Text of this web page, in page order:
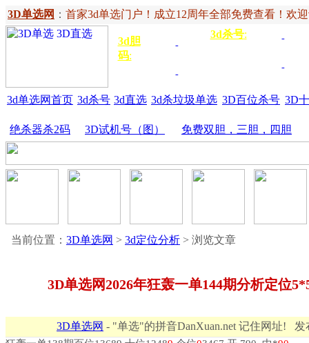
3D单选网 ： 首家3d单选门户！成立12周年全部免费查看！欢
3d胆
码:
3d杀号:
3d单选网首页 3d杀号 3d直选 3d杀垃圾单选 3D百位杀号 3D
绝杀器杀2码 3D试机号（图） 免费双胆，三胆，四胆
当前位置： 3D单选网 > 3d定位分析 > 浏览文章
3D单选网2026年狂轰一单144期分析定位
3D单选网 - "单选"的拼音DanXuan.net 记住网址! 发